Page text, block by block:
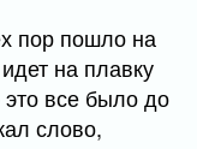
пор пошло на
на плавку
это все было до
слово,